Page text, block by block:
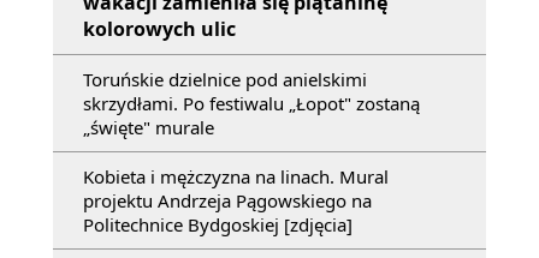
kolorowych ulic
Toruńskie dzielnice pod anielskimi
skrzydłami. Po festiwalu „Łopot" zostaną
„święte" murale
Kobieta i mężczyzna na linach. Mural
projektu Andrzeja Pągowskiego na
Politechnice Bydgoskiej [zdjęcia]